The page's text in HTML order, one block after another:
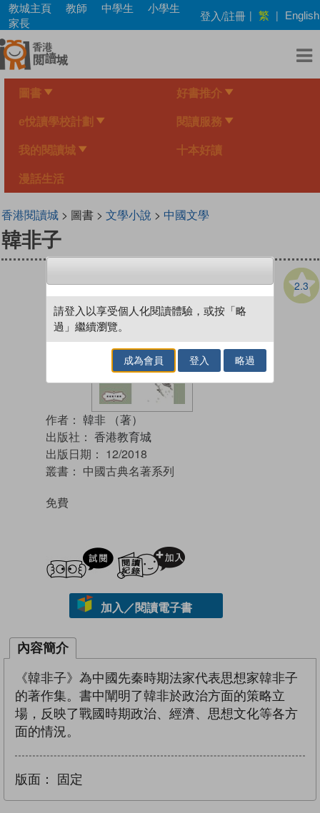
Skip
main
content
教城主頁 教師 中學生
小學生
家長
登入/註冊 | 繁 | English
圖書 好書推介
e悅讀學校計劃 閱讀服務
我的閱讀城 十本好讀
漫話生活
香港閱讀城> 圖書 > 文學小說 > 中國文學
韓非子
2.3
作者： 韓非 （著）
出版社： 香港教育城
出版日期： 12/2018
叢書： 中國古典名著系列
免費
試閲
加入／閱讀電子書
內容簡介
《韓非子》為中國先秦時期法家代表思想家韓非子
的著作集。書中闡明了韓非於政治方面的策略立
場，反映了戰國時期政治、經濟、思想文化等各方
面的情況。
版面： 固定
請登入以享受個人化閱讀體驗，或按「略
過」繼續瀏覽。
成為會員 登入 略過